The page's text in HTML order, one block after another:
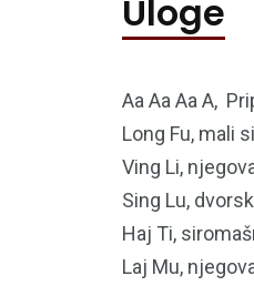
Uloge
Aa Aa Aa A,
Long Fu, mali
Ving Li,
Sing Lu,
Haj Ti,
Laj Mu,